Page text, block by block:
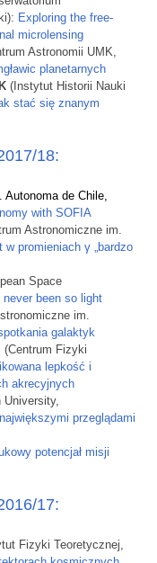
Exploring the free-
microlensing
Astronomii UMK,
planetarnych
(Instytut Historii Nauki
stać się znanym
18:
Autonoma de Chile,
with SOFIA
Astronomiczne im.
w promieniach γ „bardzo
Space
been so light
im.
galaktyk
(Centrum Fizyki
lepkość i
akrecyjnych
University,
przeglądami
potencjał misji
17:
Fizyki Teoretycznej,